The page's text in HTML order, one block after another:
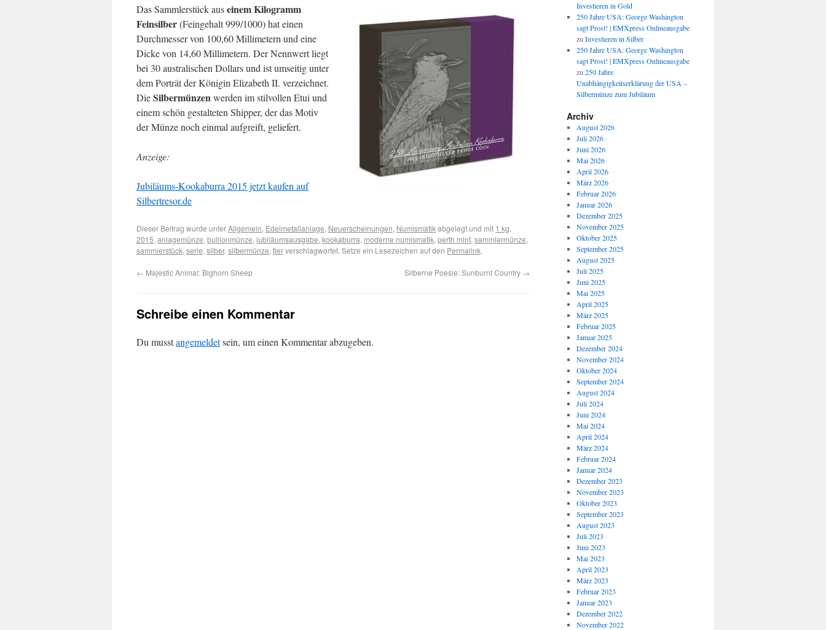
Das Sammlerstück auseinem Kilogramm
Feinsilber(Feingehalt 999/1000) hat einen
Durchmesser von 100,60 Millimetern und eine
Dicke von 14,60 Millimetern. Der Nennwert liegt
bei 30 australischen Dollars und ist umseitig unter
dem Porträt der Königin Elizabeth II. verzeichnet.
DieSilbermünzenwerden im stilvollen Etui und
einem schön gestalteten Shipper, der das Motiv
der Münze noch einmal aufgreift, geliefert.
Anzeige:
Jubiläums-Kookaburra 2015 jetzt kaufen auf
Silbertresor.de
Dieser Beitrag wurde unterAllgemein, Edelmetallanlage, Neuerscheinungen, Numismatikabgelegt und mit 1 kg,
2015, anlagemünze, bullionmünze, jubiläumsausgabe, kookaburra, moderne numismatik, perth mint, sammlermünze,
sammlerstück, serie, silber, silbermünze, tierverschlagwortet. Setze ein Lesezeichen auf den Permalink.
← Majestic Animal: Bighorn Sheep Silberne Poesie: Sunburnt Country →
Schreibe einen Kommentar
Du musstangemeldetsein, um einen Kommentar abzugeben.
Investieren in Gold
250 Jahre USA: George Washington
sagt Prost! | EMXpress Onlineausgabe
zu Investieren in Silber
250 Jahre USA: George Washington
sagt Prost! | EMXpress Onlineausgabe
zu 250 Jahre
Unabhängigkeitserklärung der USA –
Silbermünze zum Jubiläum
Archiv
August 2026
Juli 2026
Juni 2026
Mai 2026
April 2026
März 2026
Februar 2026
Januar 2026
Dezember 2025
November 2025
Oktober 2025
September 2025
August 2025
Juli 2025
Juni 2025
Mai 2025
April 2025
März 2025
Februar 2025
Januar 2025
Dezember 2024
November 2024
Oktober 2024
September 2024
August 2024
Juli 2024
Juni 2024
Mai 2024
April 2024
März 2024
Februar 2024
Januar 2024
Dezember 2023
November 2023
Oktober 2023
September 2023
August 2023
Juli 2023
Juni 2023
Mai 2023
April 2023
März 2023
Februar 2023
Januar 2023
Dezember 2022
November 2022